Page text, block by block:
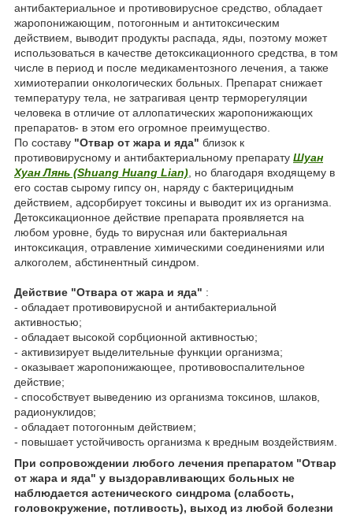
антибактериальное и противовирусное средство, обладает
жаропонижающим, потогонным и антитоксическим
действием, выводит продукты распада, яды, поэтому может
использоваться в качестве детоксикационного средства, в том
числе в период и после медикаментозного лечения, а также
химиотерапии онкологических больных. Препарат снижает
температуру тела, не затрагивая центр терморегуляции
человека в отличие от аллопатических жаропонижающих
препаратов- в этом его огромное преимущество.
По составу "Отвар от жара и яда" близок к
противовирусному и антибактериальному препарату Шуан
Хуан Лянь (Shuang Huang Lian) , но благодаря входящему в
его состав сырому гипсу он, наряду с бактерицидным
действием, адсорбирует токсины и выводит их из организма.
Детоксикационное действие препарата проявляется на
любом уровне, будь то вирусная или бактериальная
интоксикация, отравление химическими соединениями или
алкоголем, абстинентный синдром.
Действие "Отвара от жара и яда" :
- обладает противовирусной и антибактериальной
активностью;
- обладает высокой сорбционной активностью;
- активизирует выделительные функции организма;
- оказывает жаропонижающее, противовоспалительное
действие;
- способствует выведению из организма токсинов, шлаков,
радионуклидов;
- обладает потогонным действием;
- повышает устойчивость организма к вредным воздействиям.
При сопровождении любого лечения препаратом "Отвар
от жара и яда" у выздоравливающих больных не
наблюдается астенического синдрома (слабость,
головокружение, потливость), выход из любой болезни